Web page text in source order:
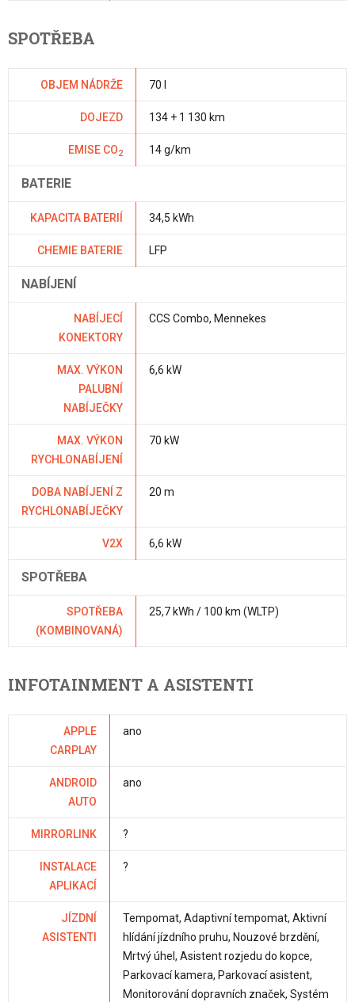
SPOTŘEBA
OBJEM NÁDRŽE 70 l
DOJEZD 134 + 1 130 km
EMISE CO2 14 g/km
BATERIE
KAPACITA BATERIÍ 34,5 kWh
CHEMIE BATERIE LFP
NABÍJENÍ
NABÍJECÍ
KONEKTORY
CCS Combo, Mennekes
MAX. VÝKON
PALUBNÍ
NABÍJEČKY
6,6 kW
MAX. VÝKON
RYCHLONABÍJENÍ
70 kW
DOBA NABÍJENÍ Z
RYCHLONABÍJEČKY
20 m
V2X 6,6 kW
SPOTŘEBA
SPOTŘEBA
(KOMBINOVANÁ)
25,7 kWh / 100 km (WLTP)
INFOTAINMENT A ASISTENTI
APPLE
CARPLAY
ano
ANDROID
AUTO
ano
MIRRORLINK ?
INSTALACE
APLIKACÍ
?
JÍZDNÍ
ASISTENTI
Tempomat, Adaptivní tempomat, Aktivní
hlídání jízdního pruhu, Nouzové brzdění,
Mrtvý úhel, Asistent rozjedu do kopce,
Parkovací kamera, Parkovací asistent,
Monitorování dopravních značek, Systém